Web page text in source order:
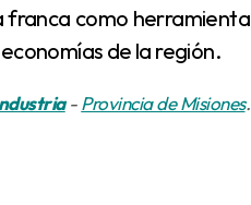
franca como herramienta
de la región.
-Provincia de Misiones.